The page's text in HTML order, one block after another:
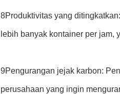
8Produktivitas yang
lebih banyak kontainer per jam,
9Pengurangan jejak karbon:
perusahaan yang ingin